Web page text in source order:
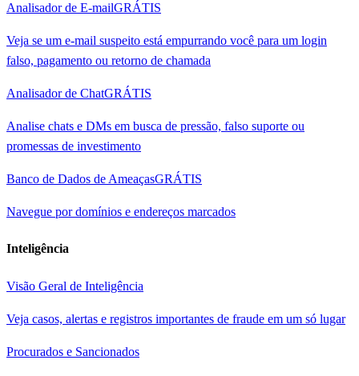
Analisador de E-mailGRÁTIS
Veja se um e-mail suspeito está empurrando você para um login
falso, pagamento ou retorno de chamada
Analisador de ChatGRÁTIS
Analise chats e DMs em busca de pressão, falso suporte ou
promessas de investimento
Banco de Dados de AmeaçasGRÁTIS
Navegue por domínios e endereços marcados
Inteligência
Visão Geral de Inteligência
Veja casos, alertas e registros importantes de fraude em um só lugar
Procurados e Sancionados